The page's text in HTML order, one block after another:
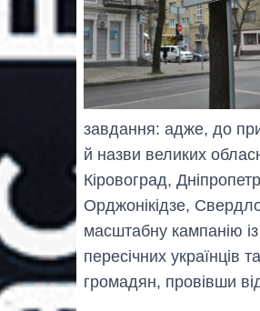
завдання: адже, до
й назви великих
Кіровоград,
Орджонікідзе,
масштабну кампанію
пересічних українців
громадян, провівши